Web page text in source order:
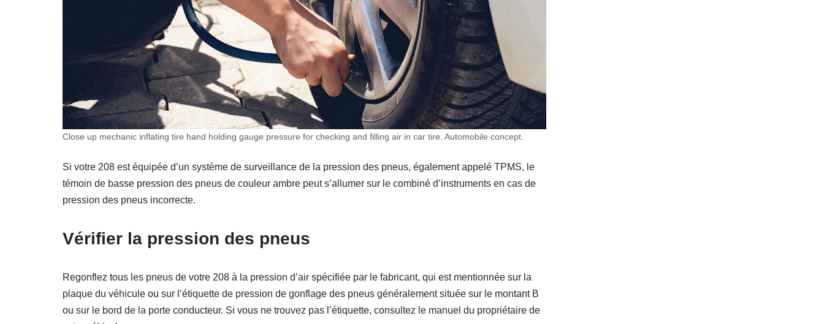
Close up mechanic inflating tire hand holding gauge pressure for checking and filling air in car tire. Automobile concept.
Si votre 208 est équipée d’un système de surveillance de la pression des pneus, également appelé TPMS, le
témoin de basse pression des pneus de couleur ambre peut s’allumer sur le combiné d’instruments en cas de
pression des pneus incorrecte.
Vérifier la pression des pneus
Regonflez tous les pneus de votre 208 à la pression d’air spécifiée par le fabricant, qui est mentionnée sur la
plaque du véhicule ou sur l’étiquette de pression de gonflage des pneus généralement située sur le montant B
ou sur le bord de la porte conducteur. Si vous ne trouvez pas l’étiquette, consultez le manuel du propriétaire de